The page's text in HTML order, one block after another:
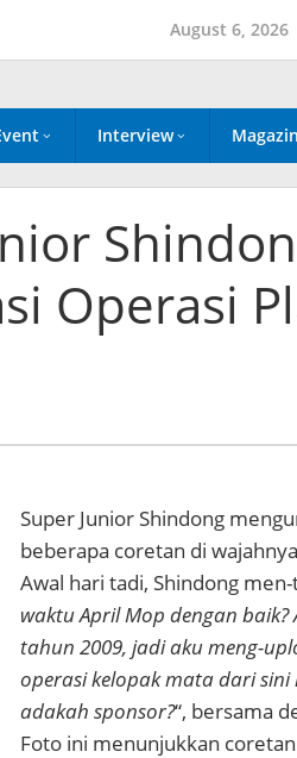
August 6, 2026
Interview
Operasi
Super Junior Shindong
beberapa coretan di
Awal hari tadi, Shindong
waktu April Mop dengan
tahun 2009, jadi aku meng-
operasi kelopak mata dari
adakah sponsor?“, bersama
Foto ini menunjukkan